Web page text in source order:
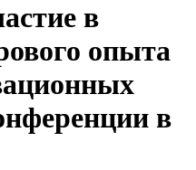
в
опыта
в